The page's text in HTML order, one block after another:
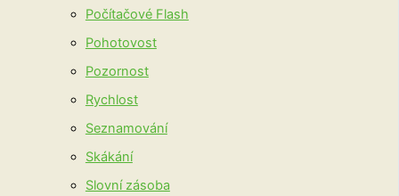
Počítačové Flash
Pohotovost
Pozornost
Rychlost
Seznamování
Skákání
Slovní zásoba